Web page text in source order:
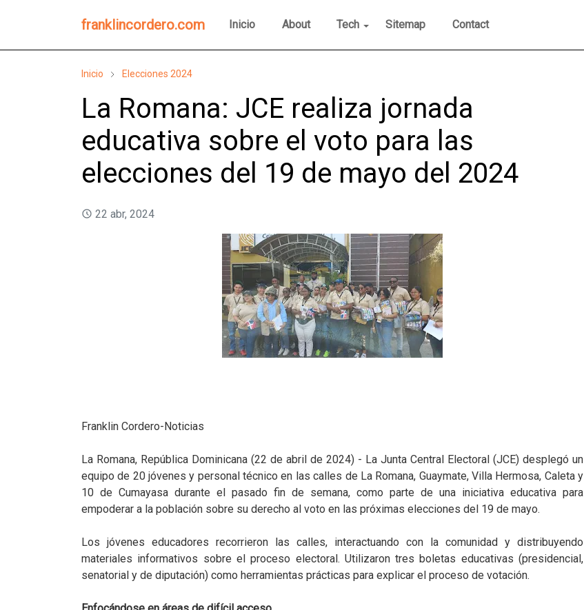
franklincordero.com Inicio About Tech Sitemap Contact
Inicio Elecciones 2024
La Romana: JCE realiza jornada
educativa sobre el voto para las
elecciones del 19 de mayo del 2024
22 abr, 2024
Franklin Cordero-Noticias
La Romana, República Dominicana (22 de abril de 2024) - La Junta Central Electoral (JCE) desplegó un
equipo de 20 jóvenes y personal técnico en las calles de La Romana, Guaymate, Villa Hermosa, Caleta y
10 de Cumayasa durante el pasado fin de semana, como parte de una iniciativa educativa para
empoderar a la población sobre su derecho al voto en las próximas elecciones del 19 de mayo.
Los jóvenes educadores recorrieron las calles, interactuando con la comunidad y distribuyendo
materiales informativos sobre el proceso electoral. Utilizaron tres boletas educativas (presidencial,
senatorial y de diputación) como herramientas prácticas para explicar el proceso de votación.